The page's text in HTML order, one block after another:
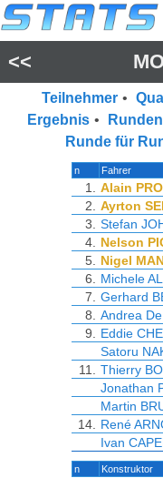
<<
Teilnehmer •
Ergebnis •
Runde für
n Fahrer
1. Alain
2.
Ayrton
3.
Stefan
4.
Nelson
5.
Nigel
6.
Michele
7.
Gerhard
8.
Andrea
9.
Eddie
Satoru
11.
Thierry
Jonathan
Martin
14.
René
Ivan
n Konstruktor